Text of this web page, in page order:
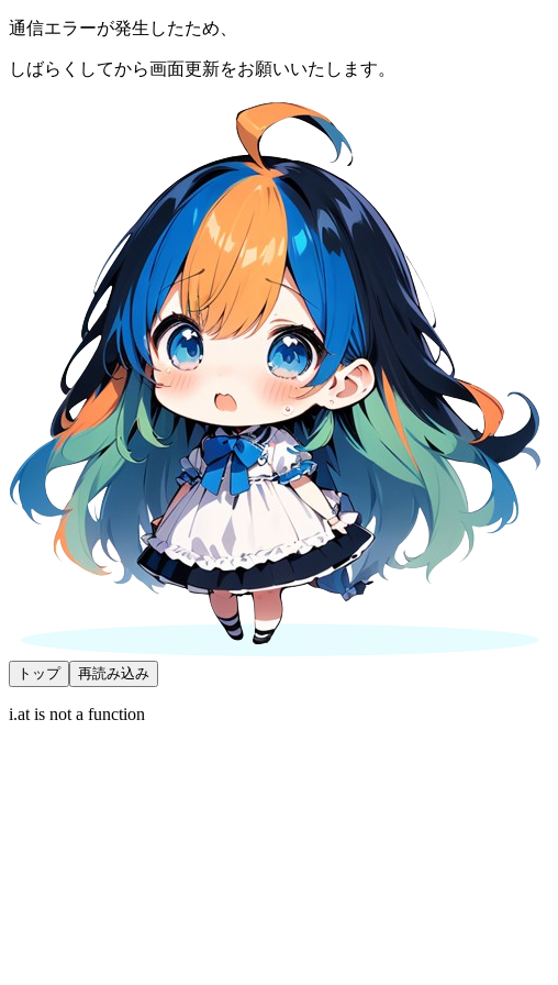
通信エラーが発生したため、
しばらくしてから画面更新をお願いいたします。
トップ 再読み込み
i.at is not a function